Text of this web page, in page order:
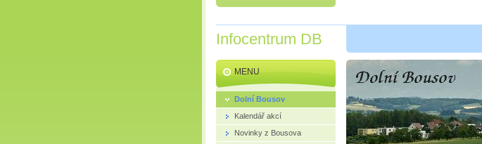
Infocentrum DB
MENU
Dolní Bousov
Kalendář akcí
Novinky z Bousova